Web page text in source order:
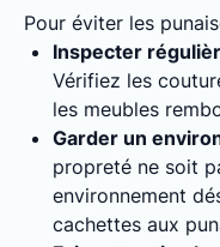
Pour éviter les
Inspecter
Vérifiez les
les meubles
Garder un
propreté ne soit
environnement
cachettes aux